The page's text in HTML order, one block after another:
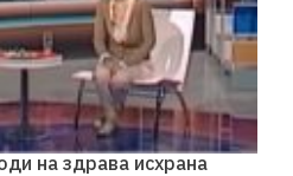
на здрава исхрана